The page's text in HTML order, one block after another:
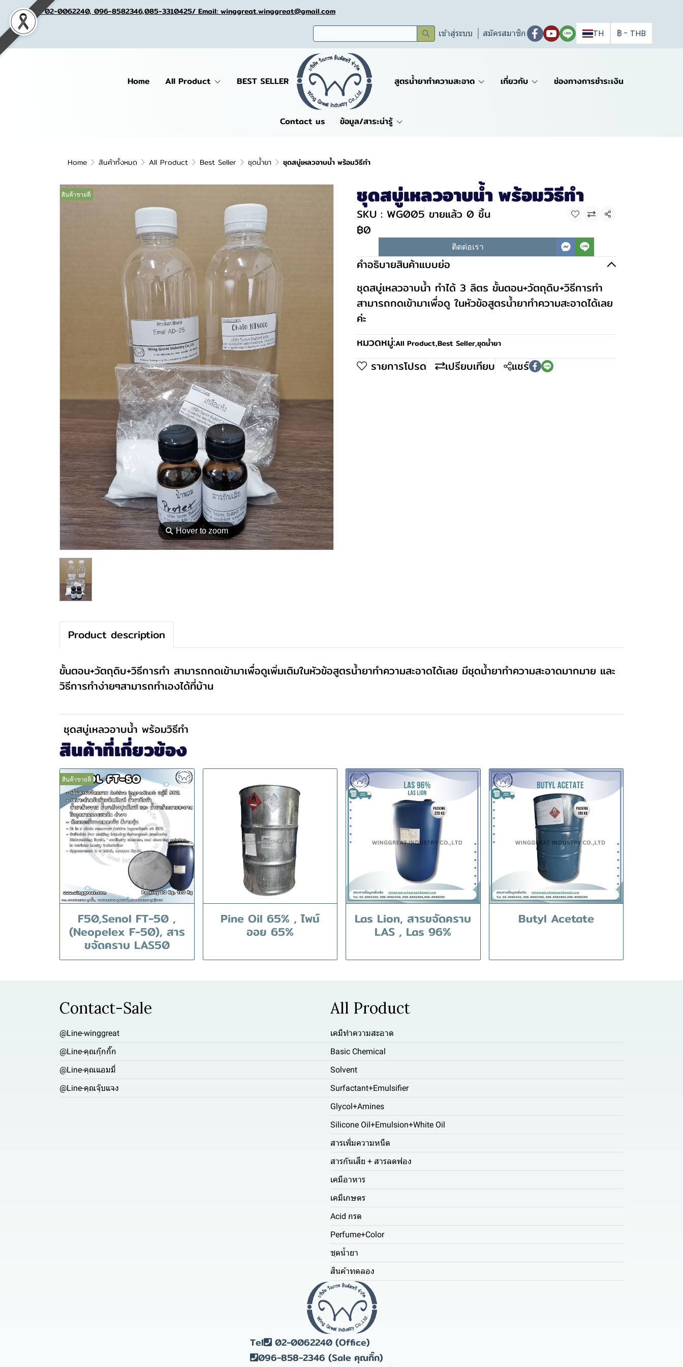
Tel. 02-0062240, 096-8582346,085-3310425/ Email: winggreat.winggreat@gmail.com
เข้าสู่ระบบ สมัครสมาชิก TH ฿ - THB
Home All Product BEST SELLER สูตรน้ำยาทำความสะอาด เกี่ยวกับ ช่องทางการชำระเงิน
Contact us ข้อมูล/สาระน่ารู้
Home สินค้าทั้งหมด All Product Best Seller ชุดน้ำยา ชุดสบู่เหลวอาบน้ำ พร้อมวิธีทำ
⚲Hover to zoom
สินค้าขายดี ชุดสบู่เหลวอาบน้ำ พร้อมวิธีทำ
SKU : WG005 ขายแล้ว 0 ชิ้น แชร์
฿0
ติดต่อเรา
คำอธิบายสินค้าแบบย่อ
ชุดสบู่เหลวอาบน้ำ ทำได้ 3 ลิตร ขั้นตอน+วัตถุดิบ+วิธีการทำ
สามารถกดเข้ามาเพื่อดู ในหัวข้อสูตรน้ำยาทำความสะอาดได้เลย
ค่ะ
หมวดหมู่:All Product,Best Seller,ชุดน้ำยา
รายการโปรด เปรียบเทียบ แชร์
Product description
ขั้นตอน+วัตถุดิบ+วิธีการทำ สามารถกดเข้ามาเพื่อดูเพิ่มเติมในหัวข้อสูตรน้ำยาทำความสะอาดได้เลย มีชุดน้ำยาทำความสะอาดมากมาย และ
วิธีการทำง่ายๆสามารถทำเองได้ที่บ้าน
ชุดสบู่เหลวอาบน้ำ พร้อมวิธีทำ
สินค้าที่เกี่ยวข้อง
สินค้าขายดี
F50,Senol FT-50 ,
(Neopelex F-50), สาร
ขจัดคราบ LAS50
Pine Oil 65% , ไพน์
ออย 65%
Las Lion, สารขจัดคราบ
LAS , Las 96%
Butyl Acetate
Contact-Sale
@Line-winggreat
@Line-คุณกุ๊กกิ๊ก
@Line-คุณแอมมี่
@Line-คุณจุ๊บแจง
All Product
เคมีทำความสะอาด
Basic Chemical
Solvent
Surfactant+Emulsifier
Glycol+Amines
Silicone Oil+Emulsion+White Oil
สารเพิ่มความหนืด
สารกันเสีย + สารลดฟอง
เคมีอาหาร
เคมีเกษตร
Acid กรด
Perfume+Color
ชุดน้ำยา
สินค้าทดลอง
Tel 02-0062240 (Office)
096-858-2346 (Sale คุณกิ๊ก)